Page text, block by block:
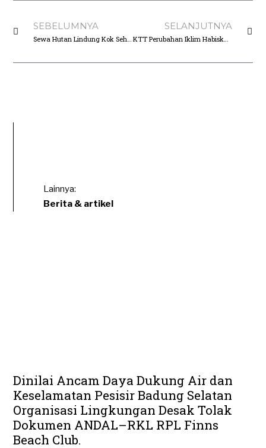
SEBELUMNYA
Sewa Hutan Lindung Kok Seharga Pisang Goreng?
SELANJUTNYA
KTT Perubahan Iklim Habiskan 30 juta Liter Air
Lainnya:
Berita & artikel
Dinilai Ancam Daya Dukung Air dan
Keselamatan Pesisir Badung Selatan
Organisasi Lingkungan Desak Tolak
Dokumen ANDAL–RKL RPL Finns
Beach Club.